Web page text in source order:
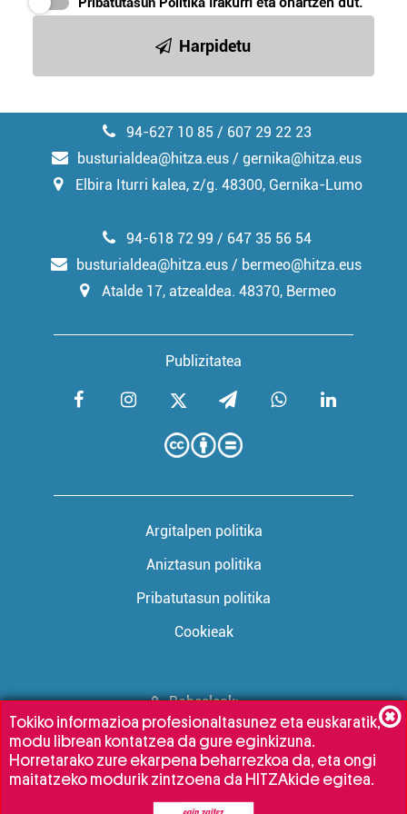
irakurri
Harpidetu
94-627 10 85 / 607 29 22 23
busturialdea@hitza.eus / gernika@hitza.eus
Elbira Iturri kalea, z/g. 48300, Gernika-Lumo
Publizitatea
94-618 72 99 / 647 35 56 54
busturialdea@hitza.eus / bermeo@hitza.eus
Atalde 17, atzealdea. 48370, Bermeo
Argitalpen politika
Aniztasun politika
Pribatutasun politika
Cookieak
Babesleak:
Tokiko informazioa profesionaltasunez eta euskaratik,
modu librean kontatzea da gure eginkizuna.
Horretarako zure ekarpena beharrezkoa da, eta ongi
maitatzeko modurik zintzoena da HITZAkide egitea.